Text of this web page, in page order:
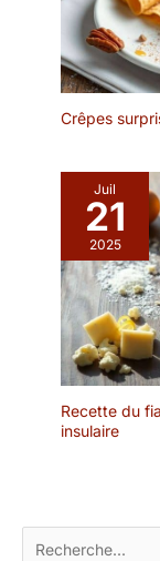
Crêpes
Juil
21
2025
Recette du
insulaire
Rechercher